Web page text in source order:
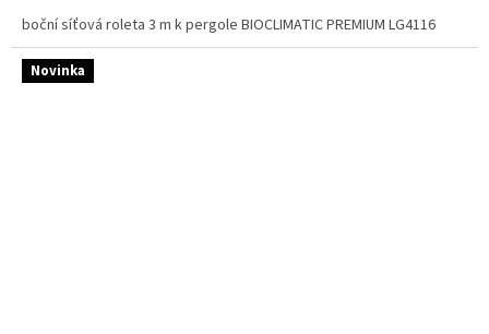
boční síťová roleta 3 m k pergole BIOCLIMATIC PREMIUM LG4116
Novinka